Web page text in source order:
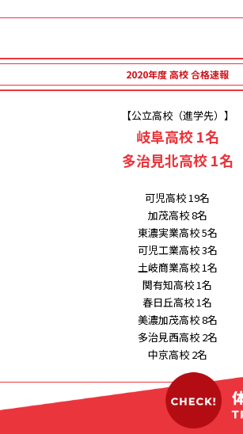
2020年度 高校 合格速報
【公立高校（進学先）】
岐阜高校 1名
多治見北高校 1名
可児高校 19名
加茂高校 8名
東濃実業高校 5名
可児工業高校 3名
土岐商業高校 1名
関有知高校 1名
春日丘高校 1名
美濃加茂高校 8名
多治見西高校 2名
中京高校 2名